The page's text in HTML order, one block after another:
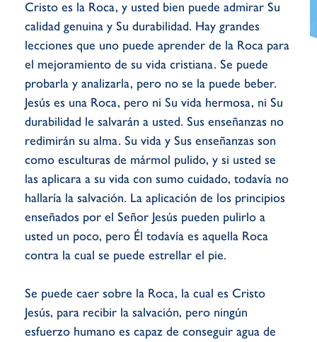
Cristo es la Roca, y usted bien puede admirar Su
calidad genuina y Su durabilidad. Hay grandes
lecciones que uno puede aprender de la Roca para
el mejoramiento de su vida cristiana. Se puede
probarla y analizarla, pero no se la puede beber.
Jesús es una Roca, pero ni Su vida hermosa, ni Su
durabilidad le salvarán a usted. Sus enseñanzas no
redimirán su alma. Su vida y Sus enseñanzas son
como esculturas de mármol pulido, y si usted se
las aplicara a su vida con sumo cuidado, todavía no
hallaría la salvación. La aplicación de los principios
enseñados por el Señor Jesús pueden pulirlo a
usted un poco, pero Él todavía es aquella Roca
contra la cual se puede estrellar el pie.
Se puede caer sobre la Roca, la cual es Cristo
Jesús, para recibir la salvación, pero ningún
esfuerzo humano es capaz de conseguir agua de